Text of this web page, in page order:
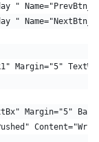
"
"
Margin="5"
Margin="5"